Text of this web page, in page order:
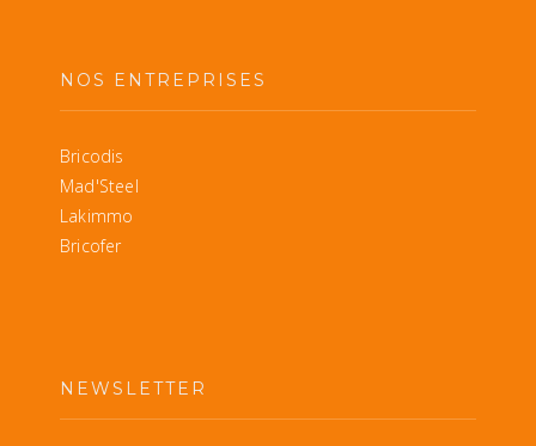
NOS ENTREPRISES
Bricodis
Mad'Steel
Lakimmo
Bricofer
NEWSLETTER